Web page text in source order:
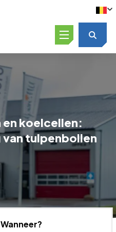
Open menu
koelcellen:
tulpenbollen
Wanneer?